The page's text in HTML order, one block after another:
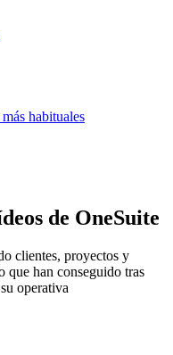
habituales
de OneSuite
clientes, proyectos y
que han conseguido tras
operativa